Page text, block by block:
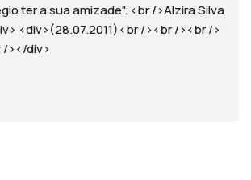
ter a sua amizade". <br />Alzira Silva
<div>(28.07.2011)<br /><br /><br />
></div>